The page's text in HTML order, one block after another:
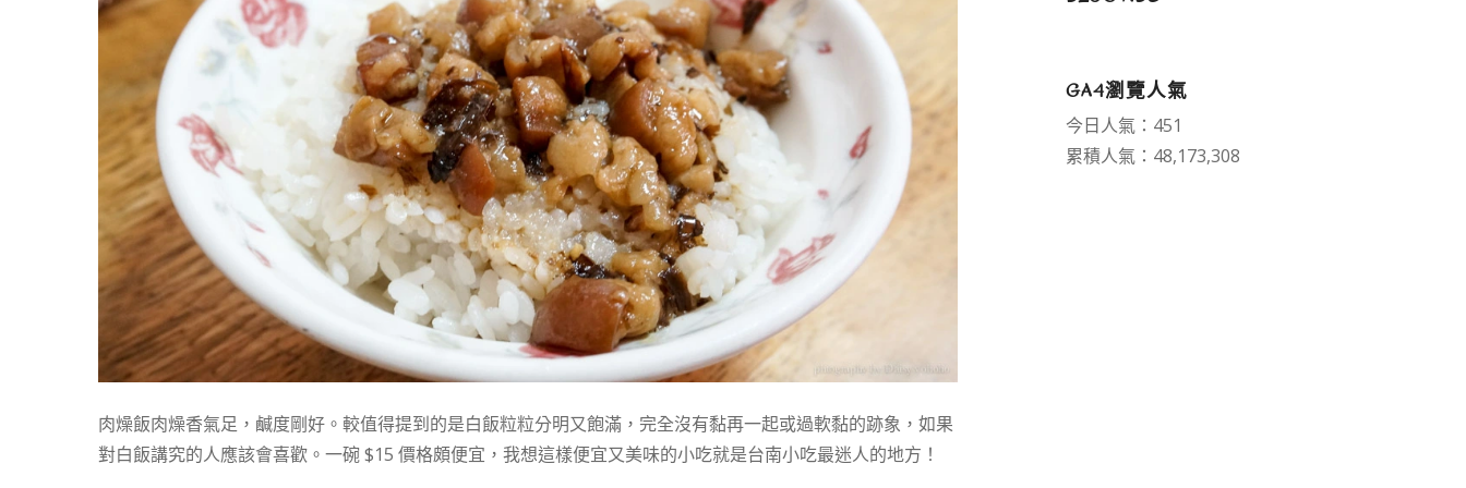
肉燥飯肉燥香氣足，鹹度剛好。較值得提到的是白飯粒粒分明又飽滿，完全沒有黏再一起或過軟黏的跡象，如果
對白飯講究的人應該會喜歡。一碗 $15 價格頗便宜，我想這樣便宜又美味的小吃就是台南小吃最迷人的地方！
GA4瀏覽人氣
今日人氣：451
累積人氣：48,173,308